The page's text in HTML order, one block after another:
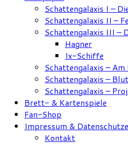
Schattengalaxis I –
Schattengalaxis II –
Schattengalaxis III –
Hagner
Ix-Schiffe
Schattengalaxis –
Schattengalaxis –
Schattengalaxis –
Brett- & Kartenspiele
Fan-Shop
Impressum &
Kontakt